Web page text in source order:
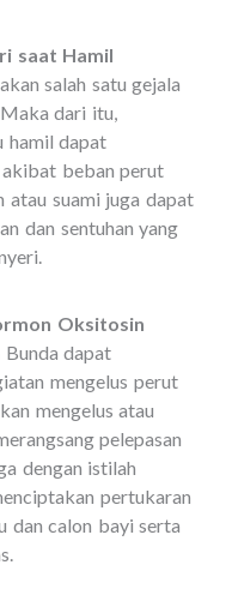
saat Hamil
salah satu gejala
dari itu,
hamil dapat
akibat beban perut
atau suami juga dapat
dan sentuhan yang
Oksitosin
dapat
mengelus perut
mengelus atau
pelepasan
dengan istilah
pertukaran
dan calon bayi serta